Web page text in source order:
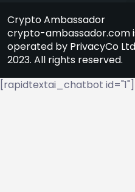
Crypto Ambassador
crypto-ambassador.com
operated by PrivacyCo
2023. All rights reserved.
[rapidtextai_chatbot id="1"]